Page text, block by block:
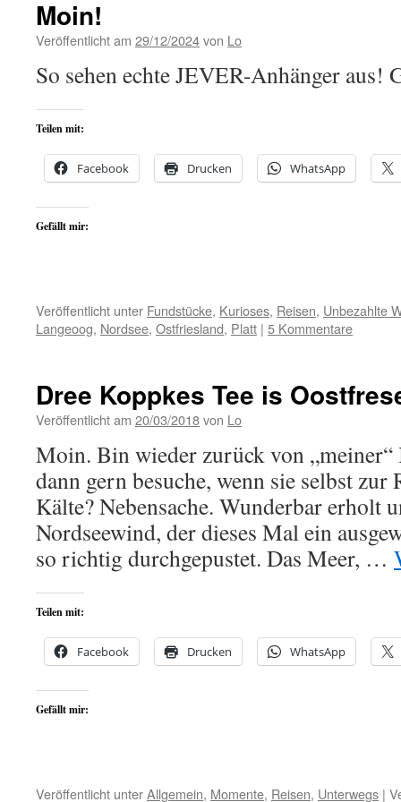
Moin!
Veröffentlicht am 29/12/2024von Lo
So sehen echte JEVER-Anhänger aus!
Teilen mit:
Facebook Drucken WhatsApp
Gefällt mir:
Veröffentlicht unter Fundstücke, Kurioses, Reisen, Unbezahlte
Langeoog, Nordsee, Ostfriesland, Platt | 5 Kommentare
Dree Koppkes Tee is
Veröffentlicht am 20/03/2018von Lo
Moin. Bin wieder zurück von
dann gern besuche, wenn sie selbst zur
Kälte? Nebensache. Wunderbar erholt
Nordseewind, der dieses Mal ein
so richtig durchgepustet. Das Meer, …
Teilen mit:
Facebook Drucken WhatsApp
Gefällt mir:
Veröffentlicht unterAllgemein, Momente, Reisen, Unterwegs |